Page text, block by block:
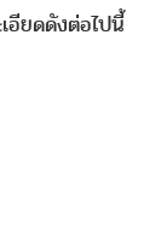
อียดดังต่อไปนี้